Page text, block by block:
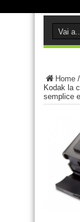
Home /
Kodak la
semplice